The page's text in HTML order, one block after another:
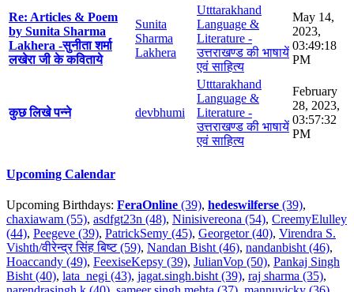
Re: Articles & Poem
by Sunita Sharma
Lakhera -सुनीता शर्मा
लखेरा जी के कविताये
Sunita
Sharma
Lakhera
Utttarakhand
Language &
Literature -
उत्तराखण्ड की भाषायें
एवं साहित्य
May 14,
2023,
03:49:18
PM
कुछ लिखे पन्ने devbhumi
Utttarakhand
Language &
Literature -
उत्तराखण्ड की भाषायें
एवं साहित्य
February
28, 2023,
03:57:32
PM
Upcoming Calendar
Upcoming Birthdays: FeraOnline (39), hedeswilferse (39),
chaxiawam (55), asdfgt23n (48), Ninisivereona (54), CreemyElulley
(44), Peegeve (39), PatrickSemy (45), Georgetor (40), Virendra S.
Vishth/वीरेन्द्र सिंह बिष्ट (59), Nandan Bisht (46), nandanbisht (46),
Hoaccandy (49), FeexiseKepsy (39), JulianVop (50), Pankaj Singh
Bisht (40), lata_negi (43), jagat.singh.bisht (39), raj sharma (35),